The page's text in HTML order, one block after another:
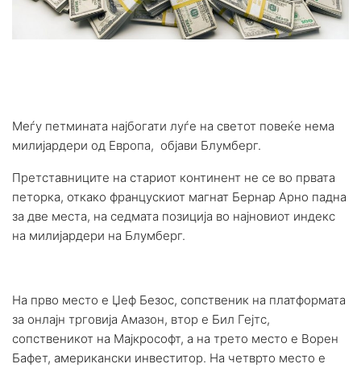
Меѓу петмината најбогати луѓе на светот повеќе нема
милијардери од Европа, објави Блумберг.
Претставниците на стариот континент не се во првата
петорка, откако францускиот магнат Бернар Арно падна
за две места, на седмата позиција во најновиот индекс
на милијардери на Блумберг.
На прво место е Џеф Безос, сопственик на платформата
за онлајн трговија Амазон, втор е Бил Гејтс,
сопственикот на Мајкрософт, а на трето место е Ворен
Бафет, американски инвеститор. На четврто место е